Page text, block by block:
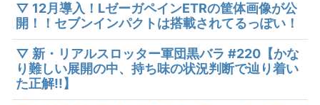
▽ 12月導入！LゼーガペインETRの筐体画像が公
開！！セブンインパクトは搭載されてるっぽい！
▽ 新・リアルスロッター軍団黒バラ #220【かな
り難しい展開の中、持ち味の状況判断で辿り着い
た正解!!】